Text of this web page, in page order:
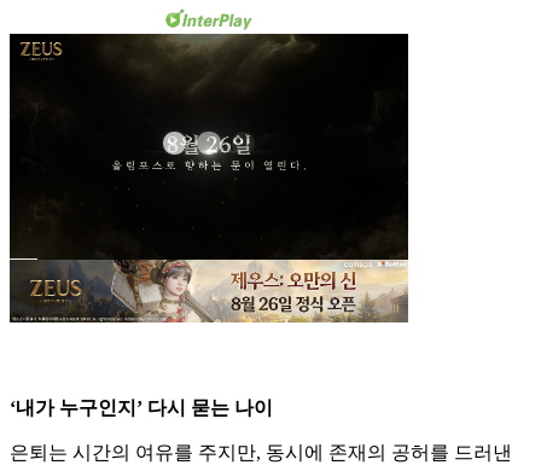
‘내가 누구인지’ 다시 묻는 나이
은퇴는 시간의 여유를 주지만, 동시에 존재의 공허를 드러낸